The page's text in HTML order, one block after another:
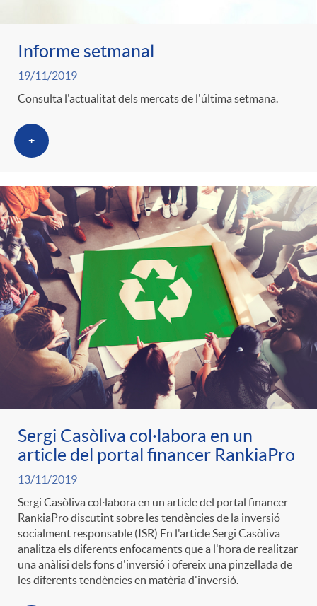
Informe setmanal
19/11/2019
Consulta l'actualitat dels mercats de l'última setmana.
+
Sergi Casòliva col·labora en un
article del portal financer RankiaPro
13/11/2019
Sergi Casòliva col·labora en un article del portal financer
RankiaPro discutint sobre les tendències de la inversió
socialment responsable (ISR) En l'article Sergi Casòliva
analitza els diferents enfocaments que a l'hora de realitzar
una anàlisi dels fons d'inversió i ofereix una pinzellada de
les diferents tendències en matèria d'inversió.